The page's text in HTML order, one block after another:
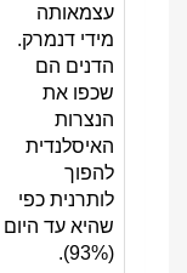
עצמאותה
מידי דנמרק.
הדנים הם
שכפו את
הנצרות
האיסלנדית
להפוך
לותרנית כפי
שהיא עד היום
(93%).